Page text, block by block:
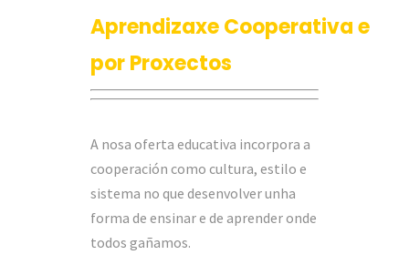
Aprendizaxe Cooperativa e
por Proxectos
A nosa oferta educativa incorpora a
cooperación como cultura, estilo e
sistema no que desenvolver unha
forma de ensinar e de aprender onde
todos gañamos.